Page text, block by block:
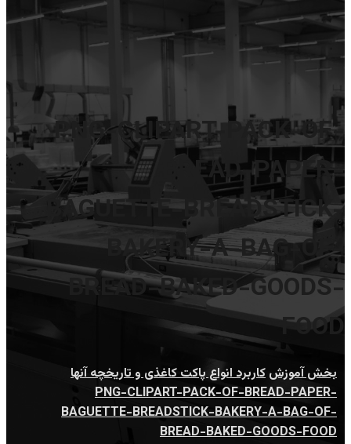
PNG-CLIPART-PACK-OF-
BREAD-PAPER-
BAGUETTE-BREADSTICK-
BAKERY-A-BAG-OF-
BREAD-BAKED-GOODS-
FOOD
بخش آموزش کاربرد انواع پاکت کاغذی و تاریخچه آنها
PNG-CLIPART-PACK-OF-BREAD-PAPER-
BAGUETTE-BREADSTICK-BAKERY-A-BAG-OF-
BREAD-BAKED-GOODS-FOOD